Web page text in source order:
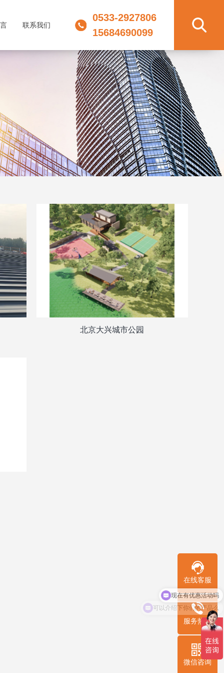
联系我们
0533-2927806
15684690099
北京大兴城市公园
在线客服
服务热线
微信咨询
可以介绍下你们的产品么
现在有优惠活动吗